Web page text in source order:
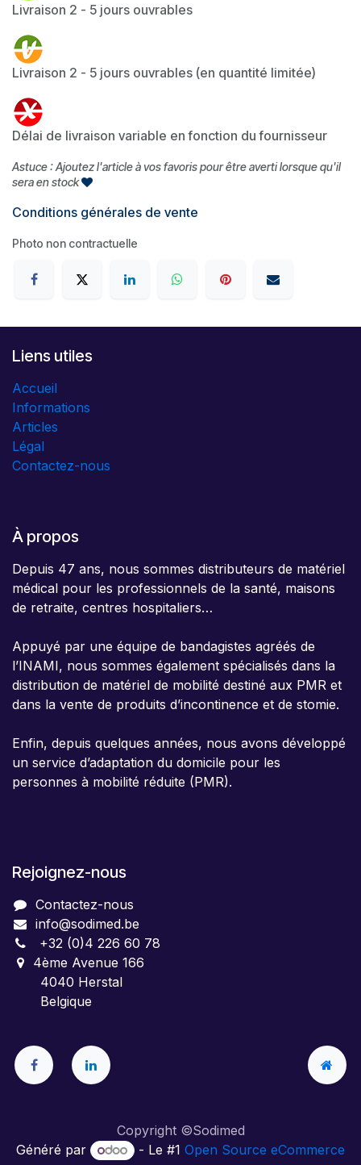
Livraison 2 - 5 jours ouvrables
Livraison 2 - 5 jours ouvrables (en quantité limitée)
Délai de livraison variable en fonction du fournisseur
Astuce : Ajoutez l'article à vos favoris pour être averti lorsque qu'il
sera en stock
Conditions générales de vente
Photo non contractuelle
Liens utiles
Accueil
Informations
Articles
Légal
Contactez-nous
À propos
Depuis 47 ans, nous sommes distributeurs de matériel
médical pour les professionnels de la santé, maisons
de retraite, centres hospitaliers…
Appuyé par une équipe de bandagistes agréés de
l’INAMI, nous sommes également spécialisés dans la
distribution de matériel de mobilité destiné aux PMR et
dans la vente de produits d’incontinence et de stomie.
Enfin, depuis quelques années, nous avons développé
un service d’adaptation du domicile pour les
personnes à mobilité réduite (PMR).
Rejoignez-nous
Contactez-nous
info@sodimed.be
+32 (0)4 226 60 78
4ème Avenue 166
4040 Herstal
Belgique
Copyright ©Sodimed
Généré par
- Le #1 Open Source eCommerce